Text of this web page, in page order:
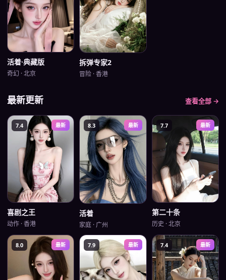
活着·典藏版
奇幻 ·北京
拆弹专家2
冒险 ·香港
最新更新 查看全部 →
7.4 最新
喜剧之王
动作 ·香港
8.3 最新
活着
家庭 · 广州
7.7 最新
第二十条
历史 ·北京
8.0 最新 7.9 最新 7.4 最新